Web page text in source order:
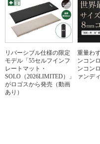
リバーシブル仕様の限定
モデル「55セルフインフ
レートマット・
SOLO（2026LIMITED）」
がロゴスから発売（動画
あり）
重量わ
ンコン
ンコン
ァンデ